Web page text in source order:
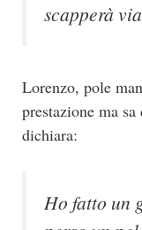
scapperà
Lorenzo, pole
prestazione ma
dichiara:
Ho fatto un